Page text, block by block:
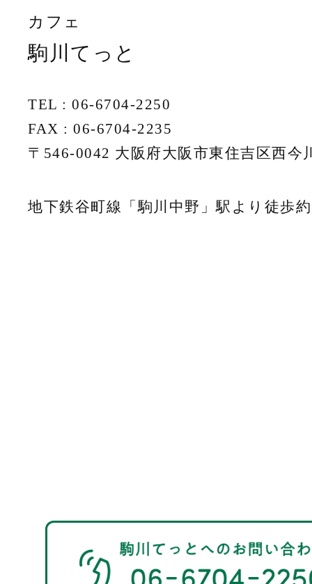
カフェ
駒川てっと
TEL : 06-6704-2250
FAX : 06-6704-2235
〒546-0042 大阪府大阪市東住吉区西今
地下鉄谷町線「駒川中野」駅より徒歩